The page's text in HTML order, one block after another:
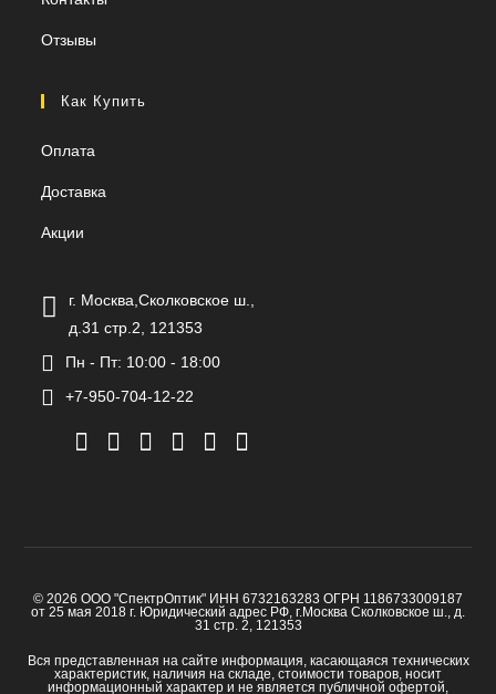
Отзывы
Как Купить
Оплата
Доставка
Акции
г. Москва,Сколковское ш.,
д.31 стр.2, 121353
Пн - Пт: 10:00 - 18:00
+7-950-704-12-22
© 2026 ООО "СпектрОптик" ИНН 6732163283 ОГРН 1186733009187
от 25 мая 2018 г. Юридический адрес РФ, г.Москва Сколковское ш., д.
31 стр. 2, 121353
Вся представленная на сайте информация, касающаяся технических
характеристик, наличия на складе, стоимости товаров, носит
информационный характер и не является публичной офертой,